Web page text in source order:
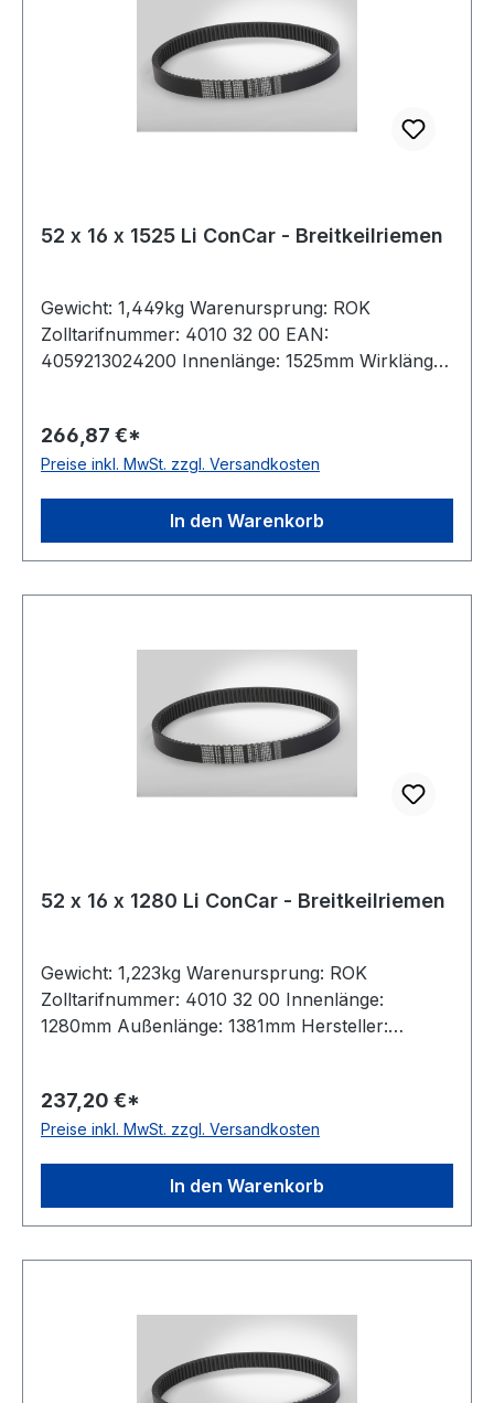
52 x 16 x 1525 Li ConCar - Breitkeilriemen
Gewicht: 1,449kg Warenursprung: ROK
Zolltarifnummer: 4010 32 00 EAN:
4059213024200 Innenlänge: 1525mm Wirklänge:
antistatisch: ja Norm: DIN 7719 / ISO 1604 Breite:
52mm Höhe: 16mm Winkel: 27° Material:
266,87 €*
Preise inkl. MwSt. zzgl. Versandkosten
In den Warenkorb
52 x 16 x 1280 Li ConCar - Breitkeilriemen
Gewicht: 1,223kg Warenursprung: ROK
Zolltarifnummer: 4010 32 00 Innenlänge:
1280mm Außenlänge: 1381mm Hersteller:
52mm Höhe: 16mm Winkel: 27° Material:
Neoprene Zugstrang: Polyester
237,20 €*
Preise inkl. MwSt. zzgl. Versandkosten
In den Warenkorb